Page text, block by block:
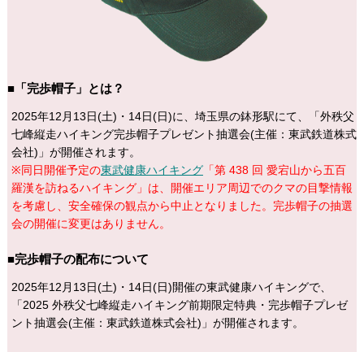
■「完歩帽子」とは？
2025年12月13日(土)・14日(日)に、埼玉県の鉢形駅にて、「外秩父
七峰縦走ハイキング完歩帽子プレゼント抽選会(主催：東武鉄道株式
会社)」が開催されます。
※同日開催予定の東武健康ハイキング「第 438 回 愛宕山から五百
羅漢を訪ねるハイキング」は、開催エリア周辺でのクマの目撃情報
を考慮し、安全確保の観点から中止となりました。完歩帽子の抽選
会の開催に変更はありません。
■完歩帽子の配布について
2025年12月13日(土)・14日(日)開催の東武健康ハイキングで、
「2025 外秩父七峰縦走ハイキング前期限定特典・完歩帽子プレゼ
ント抽選会(主催：東武鉄道株式会社)」が開催されます。